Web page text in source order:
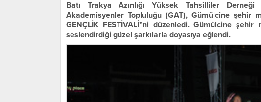
Batı Trakya Azınlığı Yüksek Tahsilliler
Akademisyenler Topluluğu (GAT), Gümülcine şehir
GENÇLİK FESTİVALİ”ni düzenledi. Gümülcine şehir
seslendirdiği güzel şarkılarla doyasıya eğlendi.